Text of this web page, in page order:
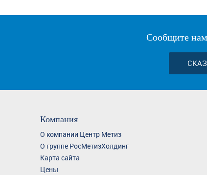
Сообщите нам
Компания
О компании Центр Метиз
О группе РосМетизХолдинг
Карта сайта
Цены